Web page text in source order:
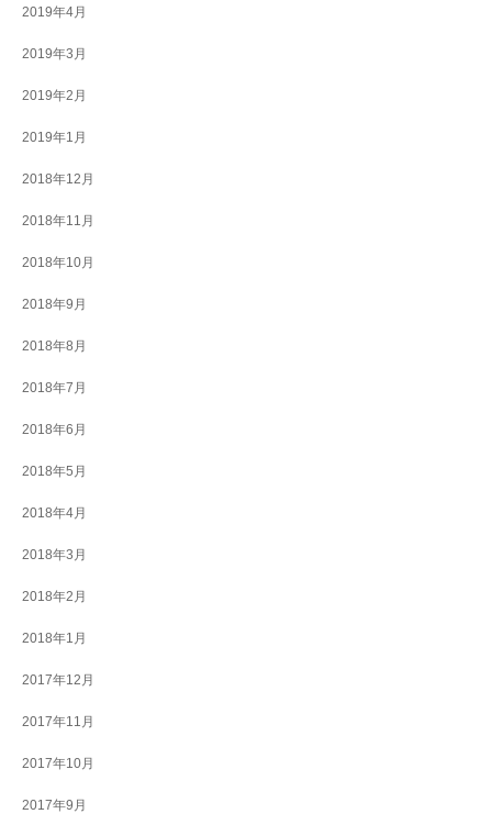
2019年4月
2019年3月
2019年2月
2019年1月
2018年12月
2018年11月
2018年10月
2018年9月
2018年8月
2018年7月
2018年6月
2018年5月
2018年4月
2018年3月
2018年2月
2018年1月
2017年12月
2017年11月
2017年10月
2017年9月